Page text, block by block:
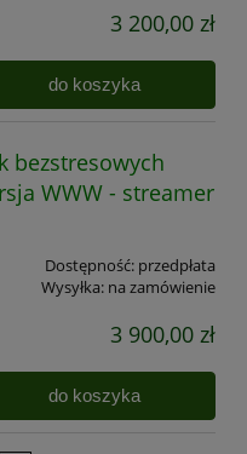
3 200,00 zł
do koszyka
bezstresowych
WWW - streamer
Dostępność: przedpłata
Wysyłka: na zamówienie
3 900,00 zł
do koszyka